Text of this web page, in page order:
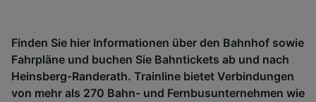
Finden Sie hier Informationen über den Bahnhof sowie
Fahrpläne und buchen Sie Bahntickets ab und nach
Heinsberg-Randerath. Trainline bietet Verbindungen
von mehr als 270 Bahn- und Fernbusunternehmen wie